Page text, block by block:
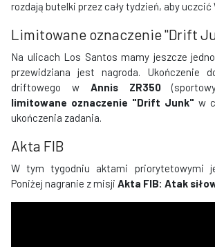
rozdają butelki przez cały tydzień, aby uczcić
​​Limitowane oznaczenie "Drift
Na ulicach Los Santos mamy jeszcze
przewidziana jest nagroda. Ukończenie
driftowego w Annis ZR350
limitowane oznaczenie "Drift Junk" w
ukończenia zadania.
​​Akta FIB
W tym tygodniu aktami priorytetowymi
Poniżej nagranie z misji Akta FIB: Atak